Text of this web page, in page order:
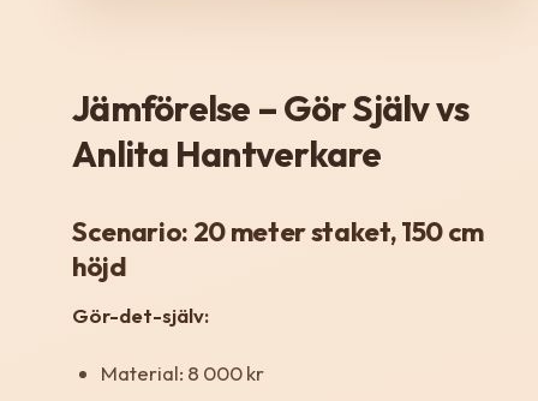
Jämförelse – Gör Själv vs
Anlita Hantverkare
Scenario: 20 meter staket, 150 cm
höjd
Gör-det-själv:
Material: 8 000 kr